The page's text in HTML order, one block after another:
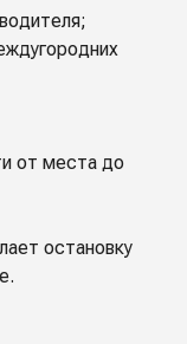
от места до
остановку